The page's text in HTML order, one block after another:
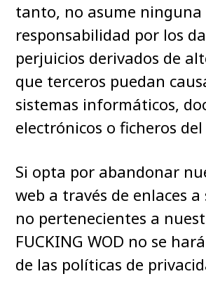
tanto, no asume ninguna
responsabilidad por los
perjuicios derivados de
que terceros puedan
sistemas informáticos,
electrónicos o ficheros
Si opta por abandonar
web a través de enlaces
no pertenecientes a
FUCKING WOD no se
de las políticas de